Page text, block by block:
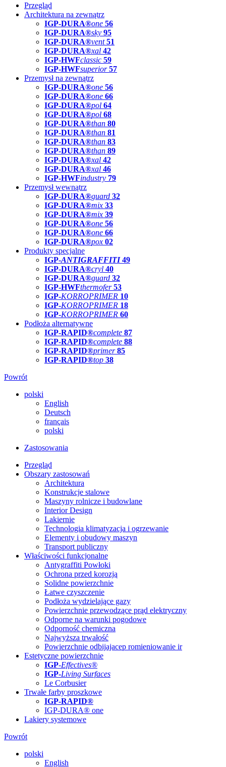
Przegląd
Architektura na zewnątrz
IGP-DURA®one 56
IGP-DURA®sky 95
IGP-DURA®vent 51
IGP-DURA®xal 42
IGP-HWFclassic 59
IGP-HWFsuperior 57
Przemysł na zewnątrz
IGP-DURA®one 56
IGP-DURA®one 66
IGP-DURA®pol 64
IGP-DURA®pol 68
IGP-DURA®than 80
IGP-DURA®than 81
IGP-DURA®than 83
IGP-DURA®than 89
IGP-DURA®xal 42
IGP-DURA®xal 46
IGP-HWFindustry 79
Przemysł wewnątrz
IGP-DURA®guard 32
IGP-DURA®mix 33
IGP-DURA®mix 39
IGP-DURA®one 56
IGP-DURA®one 66
IGP-DURA®pox 02
Produkty specjalne
IGP-ANTIGRAFFITI49
IGP-DURA®cryl 40
IGP-DURA®guard 32
IGP-HWFthermofer 53
IGP-KORROPRIMER 10
IGP-KORROPRIMER 18
IGP-KORROPRIMER 60
Podłoża alternatywne
IGP-RAPID®complete 87
IGP-RAPID®complete 88
IGP-RAPID®primer 85
IGP-RAPID®top 38
Powrót
polski
English
Deutsch
français
polski
Zastosowania
Przegląd
Obszary zastosowań
Architektura
Konstrukcje stalowe
Maszyny rolnicze i budowlane
Interior Design
Lakiernie
Technologia klimatyzacja i ogrzewanie
Elementy i obudowy maszyn
Transport publiczny
Właściwości funkcjonalne
Antygraffiti Powłoki
Ochrona przed korozją
Solidne powierzchnie
Łatwe czyszczenie
Podłoża wydzielające gazy
Powierzchnie przewodzące prąd elektryczny
Odporne na warunki pogodowe
Odporność chemiczna
Najwyższa trwałość
Powierzchnie odbijajacep romieniowanie ir
Estetyczne powierzchnie
IGP-Effectives®
IGP-Living Surfaces
Le Corbusier
Trwałe farby proszkowe
IGP-RAPID®
IGP-DURA® one
Lakiery systemowe
Powrót
polski
English